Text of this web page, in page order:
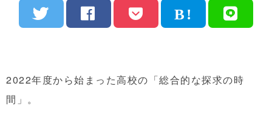
2022年度から始まった高校の「総合的な探求の時
間」。